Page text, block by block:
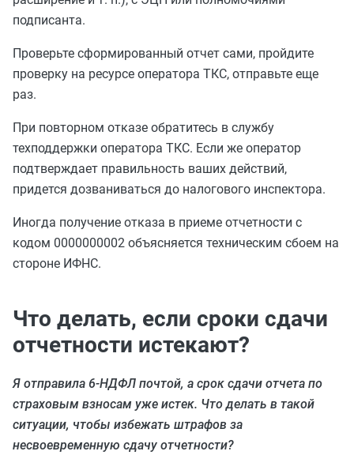
подписанта.
Проверьте сформированный отчет сами, пройдите
проверку на ресурсе оператора ТКС, отправьте еще
раз.
При повторном отказе обратитесь в службу
техподдержки оператора ТКС. Если же оператор
подтверждает правильность ваших действий,
придется дозваниваться до налогового инспектора.
Иногда получение отказа в приеме отчетности с
кодом 0000000002 объясняется техническим сбоем на
стороне ИФНС.
Что делать, если сроки сдачи
отчетности истекают?
Я отправила 6-НДФЛ почтой, а срок сдачи отчета по
страховым взносам уже истек. Что делать в такой
ситуации, чтобы избежать штрафов за
несвоевременную сдачу отчетности?